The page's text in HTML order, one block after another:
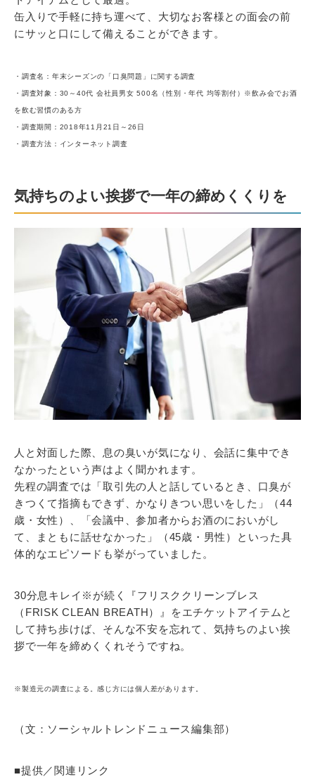
缶入りで手軽に持ち運べて、大切なお客様との面会の前
にサッと口にして備えることができます。
・調査名：年末シーズンの「口臭問題」に関する調査
・調査対象：30～40代 会社員男女 500名（性別・年代 均等割付）※飲み会でお酒
を飲む習慣のある方
・調査期間：2018年11月21日～26日
・調査方法：インターネット調査
気持ちのよい挨拶で一年の締めくくりを
人と対面した際、息の臭いが気になり、会話に集中でき
なかったという声はよく聞かれます。
先程の調査では「取引先の人と話しているとき、口臭が
きつくて指摘もできず、かなりきつい思いをした」（44
歳・女性）、「会議中、参加者からお酒のにおいがし
て、まともに話せなかった」（45歳・男性）といった具
体的なエピソードも挙がっていました。
30分息キレイ※が続く『フリスククリーンブレス
（FRISK CLEAN BREATH）』をエチケットアイテムと
して持ち歩けば、そんな不安を忘れて、気持ちのよい挨
拶で一年を締めくくれそうですね。
※製造元の調査による。感じ方には個人差があります。
（文：ソーシャルトレンドニュース編集部）
■提供／関連リンク